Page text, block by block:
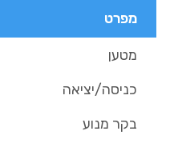
מפרט
מטען
כניסה/יציאה
בקר מנוע